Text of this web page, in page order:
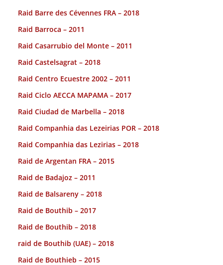
Raid Barre des Cévennes FRA – 2018
Raid Barroca – 2011
Raid Casarrubio del Monte – 2011
Raid Castelsagrat – 2018
Raid Centro Ecuestre 2002 – 2011
Raid Ciclo AECCA MAPAMA – 2017
Raid Ciudad de Marbella – 2018
Raid Companhia das Lezeirias POR – 2018
Raid Companhia das Lezirias – 2018
Raid de Argentan FRA – 2015
Raid de Badajoz – 2011
Raid de Balsareny – 2018
Raid de Bouthib – 2017
Raid de Bouthib – 2018
raid de Bouthib (UAE) – 2018
Raid de Bouthieb – 2015